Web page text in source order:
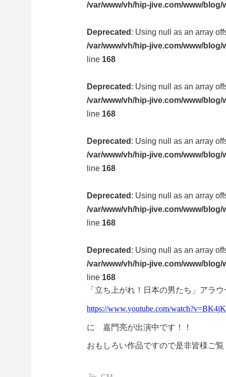
/var/www/vh/hip-jive.com/www/
Deprecated : Using null as an array
/var/www/vh/hip-jive.com/www/
line 168
Deprecated : Using null as an array
/var/www/vh/hip-jive.com/www/
line 168
Deprecated : Using null as an array
/var/www/vh/hip-jive.com/www/
line 168
Deprecated : Using null as an array
/var/www/vh/hip-jive.com/www/
line 168
Deprecated : Using null as an array
/var/www/vh/hip-jive.com/www/
line 168
「立ち上がれ！日本の男たち」アラ
https://www.youtube.com/
に 嘉門亮が出演中です！！
おもしろい作品ですので是非皆様ご